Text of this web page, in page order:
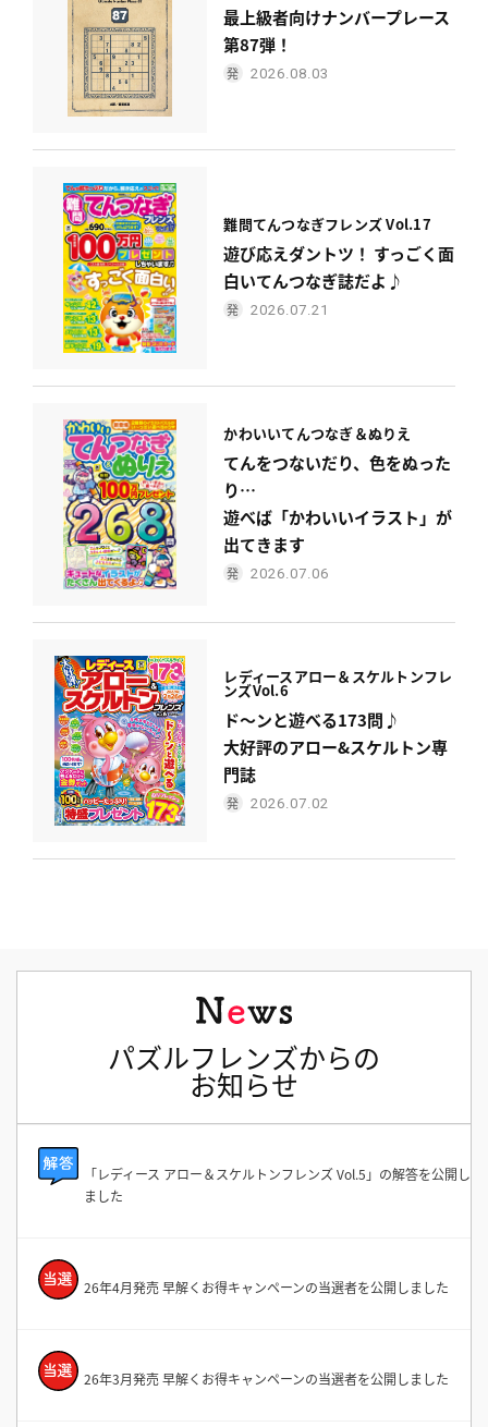
最上級者向けナンバープレース
第87弾！
2026.08.03
難問てんつなぎフレンズ Vol.17
遊び応えダントツ！ すっごく面
白いてんつなぎ誌だよ♪
2026.07.21
かわいいてんつなぎ＆ぬりえ
てんをつないだり、色をぬった
り…
遊べば「かわいいイラスト」が
出てきます
2026.07.06
レディースアロー＆スケルトンフレ
ンズVol.6
ド〜ンと遊べる173問♪
大好評のアロー&スケルトン専
門誌
2026.07.02
パズルフレンズからの
お知らせ
「レディース アロー＆スケルトンフレンズ Vol.5」の解答を公開し
ました
26年4月発売 早解くお得キャンペーンの当選者を公開しました
26年3月発売 早解くお得キャンペーンの当選者を公開しました